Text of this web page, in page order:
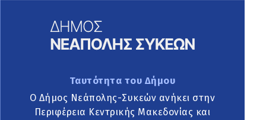
Ταυτότητα του Δήμου
Ο Δήμος Νεάπολης-Συκεών ανήκει στην
Περιφέρεια Κεντρικής Μακεδονίας και